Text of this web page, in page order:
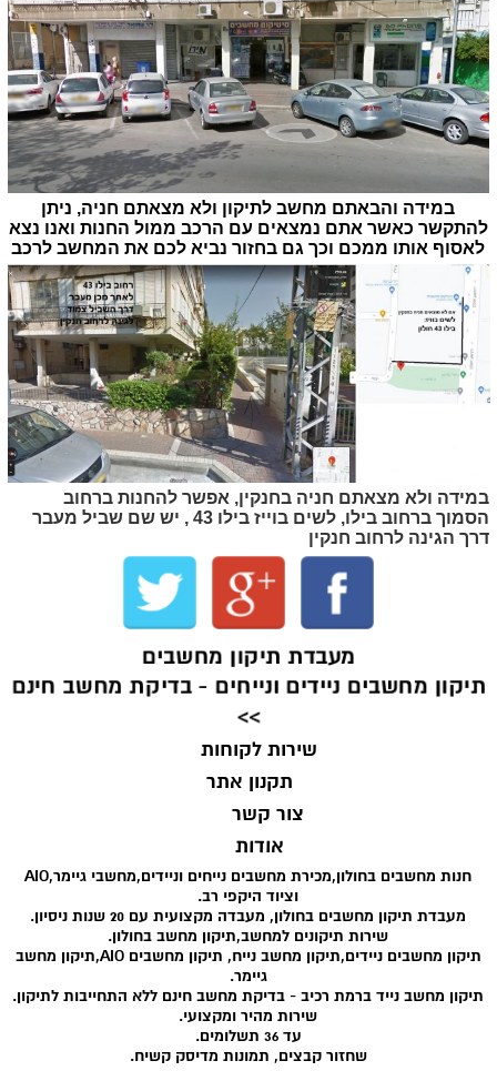
צור קשר
אודות
תקנון אתר
שירות לקוחות
חנות מחשבים בחולון,מכירת מחשבים נייחים וניידים,מחשבי גיימר,AIO
וציוד היקפי רב.
מעבדת תיקון מחשבים בחולון, מעבדה מקצועית עם 20 שנות ניסיון.
שירות תיקונים למחשב,תיקון מחשב בחולון.
תיקון מחשבים ניידים,תיקון מחשב נייח, תיקון מחשבים AIO,תיקון מחשב
גיימר.
תיקון מחשב נייד ברמת רכיב - בדיקת מחשב חינם ללא התחייבות לתיקון.
שירות מהיר ומקצועי.
עד 36 תשלומים.
שחזור קבצים, תמונות מדיסק קשיח.
מעבדת תיקון מחשבים
תיקון מחשבים ניידים ונייחים - בדיקת מחשב חינם
>>
במידה והבאתם מחשב לתיקון ולא מצאתם חניה, ניתן
להתקשר כאשר אתם נמצאים עם הרכב ממול החנות ואנו נצא
לאסוף אותו ממכם וכך גם בחזור נביא לכם את המחשב לרכב
במידה ולא מצאתם חניה בחנקין, אפשר להחנות ברחוב
הסמוך ברחוב בילו, לשים בוייז בילו 43 , יש שם שביל מעבר
דרך הגינה לרחוב חנקין